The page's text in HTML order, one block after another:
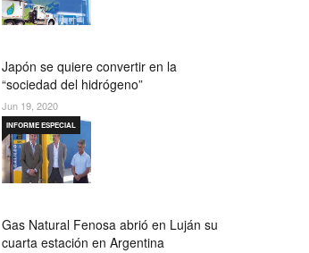
Japón se quiere convertir en la
“sociedad del hidrógeno”
Jun 19, 2020
Gas Natural Fenosa abrió en Luján su
cuarta estación en Argentina
INFORME ESPECIAL